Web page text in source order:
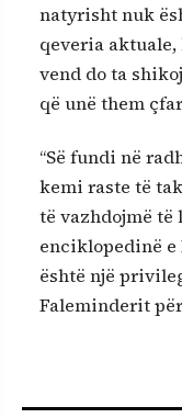
natyrisht nuk
qeveria
vend do ta
që unë them
“Së fundi në
kemi raste të
të vazhdojmë të
enciklopedinë e
është një
Faleminderit për